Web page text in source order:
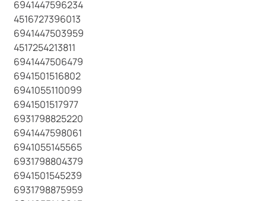
6941447596234
4516727396013
6941447503959
4517254213811
6941447506479
6941501516802
6941055110099
6941501517977
6931798825220
6941447598061
6941055145565
6931798804379
6941501545239
6931798875959